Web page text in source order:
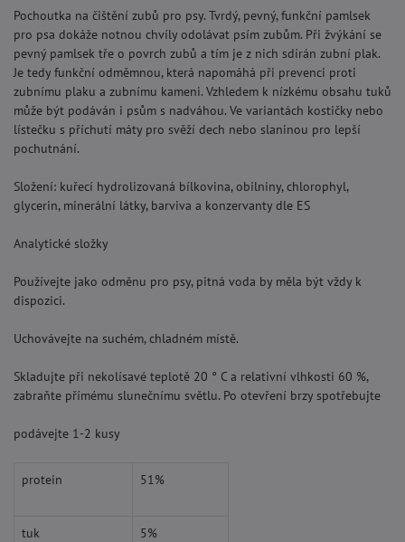
Pochoutka na čištění zubů pro psy. Tvrdý, pevný, funkční pamlsek
pro psa dokáže notnou chvíly odolávat psím zubům. Při žvýkání se
pevný pamlsek tře o povrch zubů a tím je z nich sdírán zubní plak.
Je tedy funkční odměmnou, která napomáhá při prevenci proti
zubnímu plaku a zubnímu kameni. Vzhledem k nízkému obsahu tuků
může být podáván i psům s nadváhou. Ve variantách kostičky nebo
lístečku s příchutí máty pro svěží dech nebo slaninou pro lepší
pochutnání.
Složení: kuřecí hydrolizovaná bílkovina, obilniny, chlorophyl,
glycerin, minerální látky, barviva a konzervanty dle ES
Analytické složky
Používejte jako odměnu pro psy, pitná voda by měla být vždy k
dispozici.
Uchovávejte na suchém, chladném místě.
Skladujte při nekolísavé teplotě 20 ° C a relativní vlhkosti 60 %,
zabraňte přímému slunečnímu světlu. Po otevření brzy spotřebujte
podávejte 1-2 kusy
protein 51%
tuk 5%